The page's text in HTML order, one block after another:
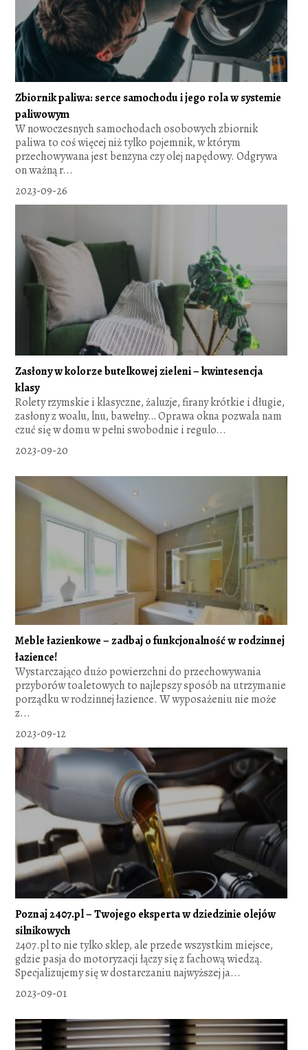
Zbiornik paliwa: serce samochodu i jego rola w systemie
paliwowym
W nowoczesnych samochodach osobowych zbiornik
paliwa to coś więcej niż tylko pojemnik, w którym
przechowywana jest benzyna czy olej napędowy. Odgrywa
on ważną r...
2023-09-26
Zasłony w kolorze butelkowej zieleni – kwintesencja
klasy
Rolety rzymskie i klasyczne, żaluzje, firany krótkie i długie,
zasłony z woalu, lnu, bawełny… Oprawa okna pozwala nam
czuć się w domu w pełni swobodnie i regulo...
2023-09-20
Meble łazienkowe – zadbaj o funkcjonalność w rodzinnej
łazience!
Wystarczająco dużo powierzchni do przechowywania
przyborów toaletowych to najlepszy sposób na utrzymanie
porządku w rodzinnej łazience. W wyposażeniu nie może
z...
2023-09-12
Poznaj 2407.pl – Twojego eksperta w dziedzinie olejów
silnikowych
2407.pl to nie tylko sklep, ale przede wszystkim miejsce,
gdzie pasja do motoryzacji łączy się z fachową wiedzą.
Specjalizujemy się w dostarczaniu najwyższej ja...
2023-09-01